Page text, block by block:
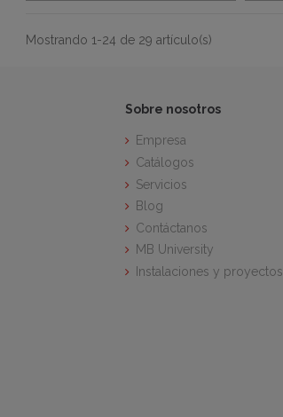
Mostrando 1-24 de 29 artículo(s)
Sobre nosotros
Empresa
Catálogos
Servicios
Blog
Contáctanos
MB University
Instalaciones y proyectos